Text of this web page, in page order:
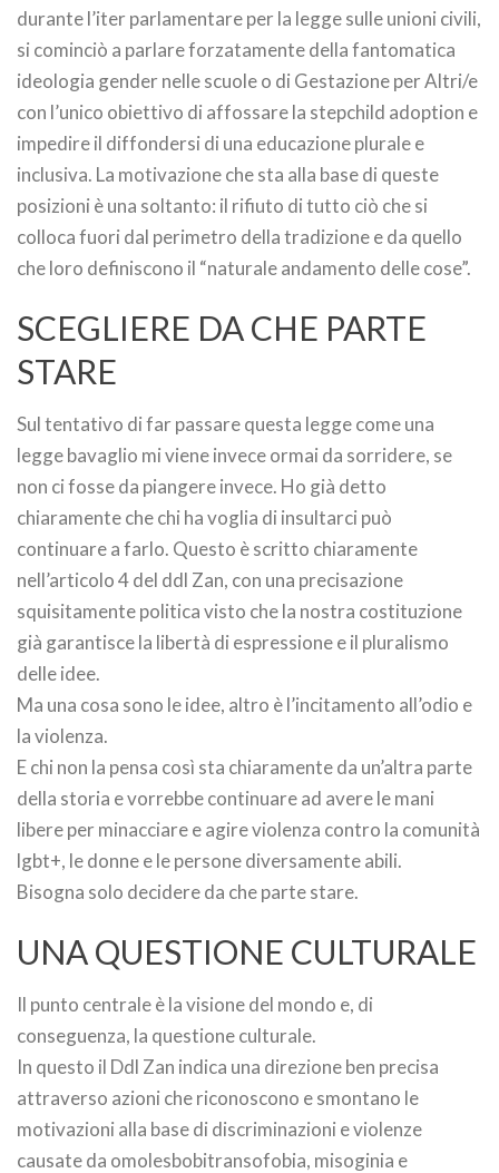
durante l’iter parlamentare per la legge sulle unioni civili,
si cominciò a parlare forzatamente della fantomatica
ideologia gender nelle scuole o di Gestazione per Altri/e
con l’unico obiettivo di affossare la stepchild adoption e
impedire il diffondersi di una educazione plurale e
inclusiva. La motivazione che sta alla base di queste
posizioni è una soltanto: il rifiuto di tutto ciò che si
colloca fuori dal perimetro della tradizione e da quello
che loro definiscono il “naturale andamento delle cose”.
SCEGLIERE DA CHE PARTE
STARE
Sul tentativo di far passare questa legge come una
legge bavaglio mi viene invece ormai da sorridere, se
non ci fosse da piangere invece. Ho già detto
chiaramente che chi ha voglia di insultarci può
continuare a farlo. Questo è scritto chiaramente
nell’articolo 4 del ddl Zan, con una precisazione
squisitamente politica visto che la nostra costituzione
già garantisce la libertà di espressione e il pluralismo
delle idee.
Ma una cosa sono le idee, altro è l’incitamento all’odio e
la violenza.
E chi non la pensa così sta chiaramente da un’altra parte
della storia e vorrebbe continuare ad avere le mani
libere per minacciare e agire violenza contro la comunità
lgbt+, le donne e le persone diversamente abili.
Bisogna solo decidere da che parte stare.
UNA QUESTIONE CULTURALE
Il punto centrale è la visione del mondo e, di
conseguenza, la questione culturale.
In questo il Ddl Zan indica una direzione ben precisa
attraverso azioni che riconoscono e smontano le
motivazioni alla base di discriminazioni e violenze
causate da omolesbobitransofobia, misoginia e